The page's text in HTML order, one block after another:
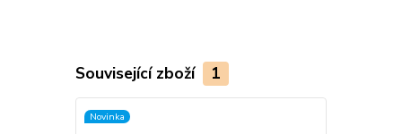
Související zboží 1
Novinka